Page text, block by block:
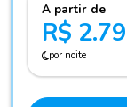
A partir de
R$
por noite